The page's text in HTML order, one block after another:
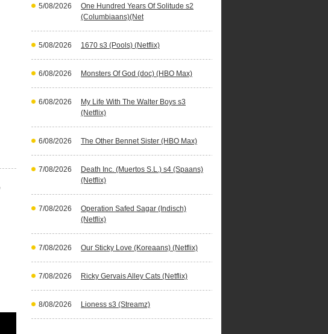
5/08/2026
One Hundred Years Of Solitude s2
(Columbiaans)(Net
5/08/2026 1670 s3 (Pools) (Netflix)
6/08/2026 Monsters Of God (doc) (HBO Max)
6/08/2026
My Life With The Walter Boys s3
(Netflix)
6/08/2026 The Other Bennet Sister (HBO Max)
7/08/2026
Death Inc. (Muertos S.L.) s4 (Spaans)
(Netflix)
7/08/2026
Operation Safed Sagar (Indisch)
(Netflix)
7/08/2026 Our Sticky Love (Koreaans) (Netflix)
7/08/2026 Ricky Gervais Alley Cats (Netflix)
8/08/2026 Lioness s3 (Streamz)